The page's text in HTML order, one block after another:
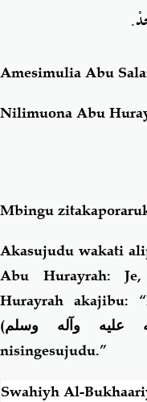
Amesimulia Abu
Nilimuona Abu
Mbingu
Akasujudu wakati
Abu Hurayrah:
Hurayrah akajibu:
(عليه وآله وسلم
nisingesujudu.”
Swahiyh Al-